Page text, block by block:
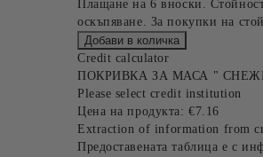
Плащане на 6 вноски.
оскъпяване. За покупки на
Credit calculator
ПОКРИВКА ЗА МАСА "
Please select credit institution
Цена на продукта: €7.16
Extraction of information from
Предоставената таблица е с